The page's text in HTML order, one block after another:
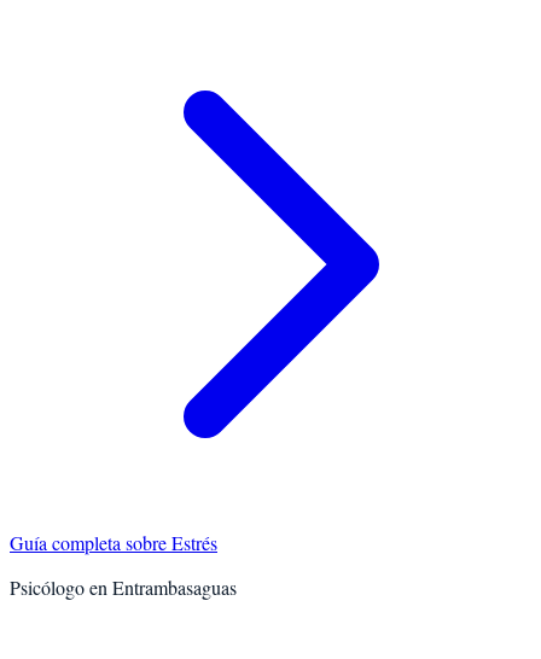
Guía completa sobreEstrés
Psicólogo en Entrambasaguas